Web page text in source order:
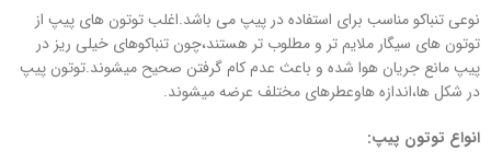
نوعی تنباکو مناسب برای استفاده در پیپ می باشد.اغلب توتون های پیپ از
توتون های سیگار ملایم تر و مطلوب تر هستند،چون تنباکوهای خیلی ریز در
پیپ مانع جریان هوا شده و باعث عدم کام گرفتن صحیح میشوند.توتون پیپ
در شکل ها،اندازه هاوعطرهای مختلف عرضه میشوند.
انواع توتون پیپ: